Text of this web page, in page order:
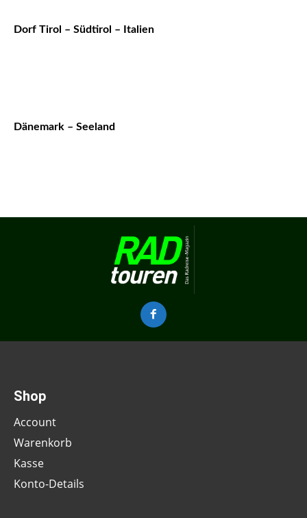
Dorf Tirol – Südtirol – Italien
Dänemark – Seeland
Shop
Account
Warenkorb
Kasse
Konto-Details